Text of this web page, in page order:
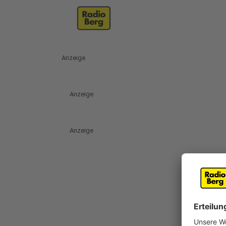
Anzeige
Anzeige
Anzeige